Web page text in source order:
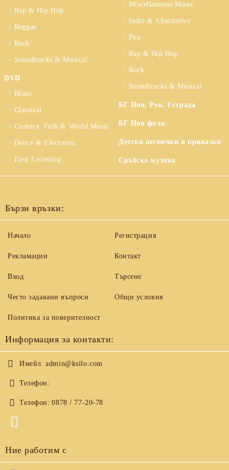
Rap & Hip Hop
Reggae
Rock
Soundtracks & Musical
DVD
Blues
Classical
Country, Folk & World Music
Dance & Electronic
Easy Listening
Miscellaneous Music
Indie & Alternative
Pop
Rap & Hip Hop
Rock
Soundtracks & Musical
БГ Поп, Рок, Естрада
БГ Поп фолк
Детски песнички и приказки
Сръбска музика
Бързи връзки:
Начало
Рекламации
Вход
Често задавани въпроси
Регистрация
Контакт
Търсене
Общи условия
Политика за поверителност
Информация за контакти:
Имейл: admin@ksilo.com
Телефон:
Телефон: 0878 / 77-20-78
Ние работим с